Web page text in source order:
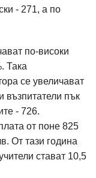
- 271, а по
по-високи
Така
се увеличават
възпитатели пък
- 726.
от поне 825
От тази година
стават 10,5